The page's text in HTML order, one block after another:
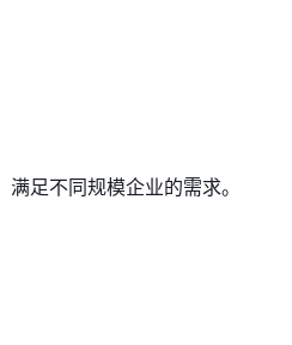
足不同规模企业的需求。